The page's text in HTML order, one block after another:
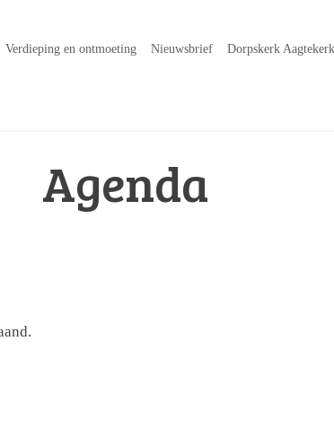
Verdieping en ontmoeting Nieuwsbrief Dorpskerk
Agenda